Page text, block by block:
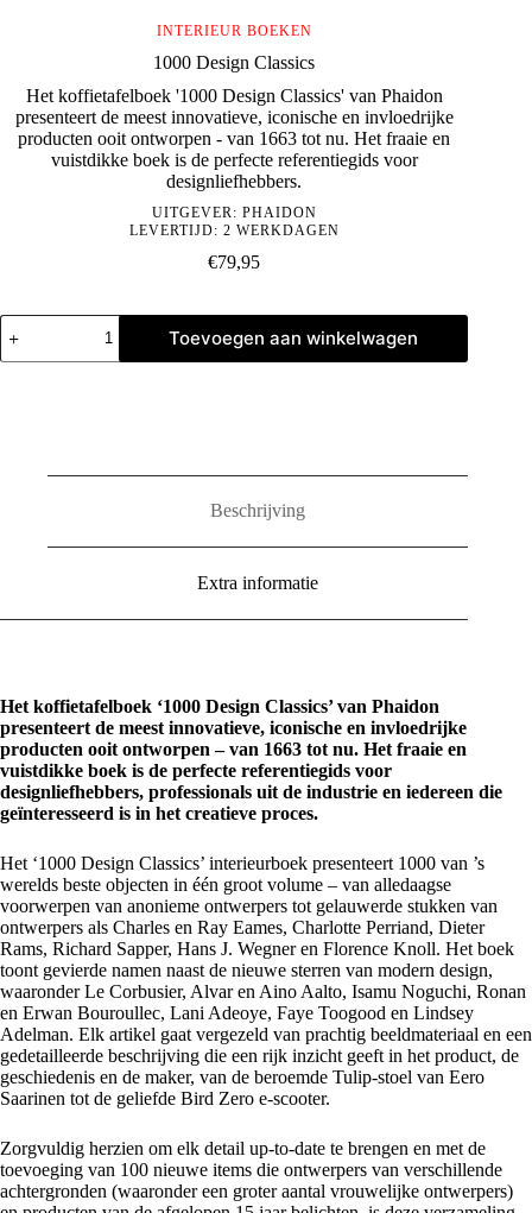
INTERIEUR BOEKEN
1000 Design Classics
Het koffietafelboek '1000 Design Classics' van Phaidon
presenteert de meest innovatieve, iconische en invloedrijke
producten ooit ontworpen - van 1663 tot nu. Het fraaie en
vuistdikke boek is de perfecte referentiegids voor
designliefhebbers.
UITGEVER: PHAIDON
LEVERTIJD: 2 WERKDAGEN
€79,95
1000
Design
Classics
Toevoegen aan winkelwagen
Beschrijving
Extra informatie
Het koffietafelboek ‘1000 Design Classics’ van Phaidon
presenteert de meest innovatieve, iconische en invloedrijke
producten ooit ontworpen – van 1663 tot nu. Het fraaie en
vuistdikke boek is de perfecte referentiegids voor
designliefhebbers, professionals uit de industrie en iedereen die
geïnteresseerd is in het creatieve proces.
Het ‘1000 Design Classics’ interieurboek presenteert 1000 van ’s
werelds beste objecten in één groot volume – van alledaagse
voorwerpen van anonieme ontwerpers tot gelauwerde stukken van
ontwerpers als Charles en Ray Eames, Charlotte Perriand, Dieter
Rams, Richard Sapper, Hans J. Wegner en Florence Knoll. Het boek
toont gevierde namen naast de nieuwe sterren van modern design,
waaronder Le Corbusier, Alvar en Aino Aalto, Isamu Noguchi, Ronan
en Erwan Bouroullec, Lani Adeoye, Faye Toogood en Lindsey
Adelman. Elk artikel gaat vergezeld van prachtig beeldmateriaal en een
gedetailleerde beschrijving die een rijk inzicht geeft in het product, de
geschiedenis en de maker, van de beroemde Tulip-stoel van Eero
Saarinen tot de geliefde Bird Zero e-scooter.
Zorgvuldig herzien om elk detail up-to-date te brengen en met de
toevoeging van 100 nieuwe items die ontwerpers van verschillende
achtergronden (waaronder een groter aantal vrouwelijke ontwerpers)